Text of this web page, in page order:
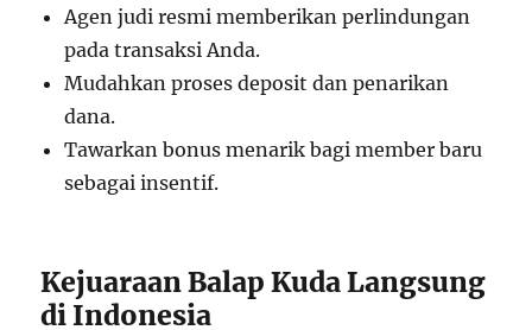
Agen judi resmi memberikan perlindungan
pada transaksi Anda.
Mudahkan proses deposit dan penarikan
dana.
Tawarkan bonus menarik bagi member baru
sebagai insentif.
Kejuaraan Balap Kuda Langsung
di Indonesia